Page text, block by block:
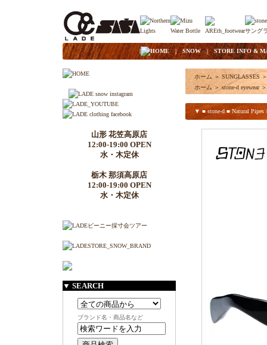
| HOME|SNOW| STORE INFO &
山形 花笠高原店
12:00-19:00 OPEN
水・木定休
栃木 那須高原店
12:00-19:00 OPEN
水・木定休
▼ SEARCH
ブランド名・商品名など
ホーム ＞ SUNGLASSES ＞
ホーム ＞ stone-d eyewear ＞
▼ ■ stone-d ■ Natural Pipes